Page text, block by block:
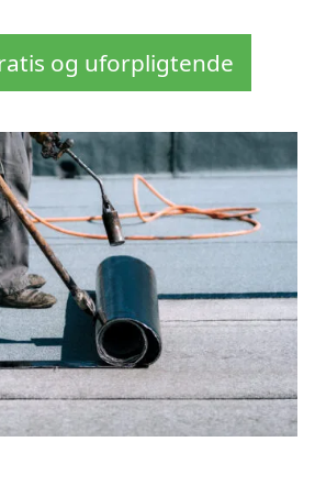
og uforpligtende